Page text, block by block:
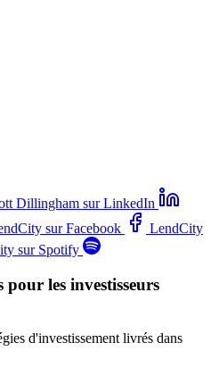
Dillingham sur LinkedIn
sur Facebook
LendCity
sur Spotify
pour les investisseurs
d'investissement livrés dans